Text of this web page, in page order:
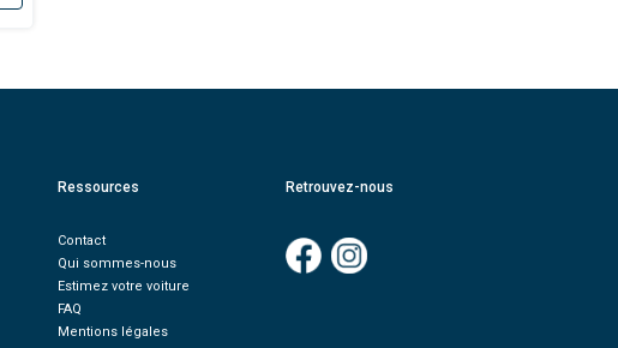
Ressources
Contact
Qui sommes-nous
Estimez votre voiture
FAQ
Mentions légales
Retrouvez-nous